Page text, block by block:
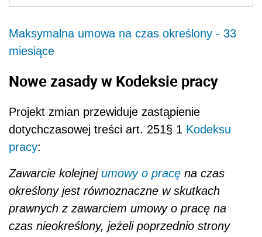
Maksymalna umowa na czas określony - 33
miesiące
Nowe zasady w Kodeksie pracy
Projekt zmian przewiduje zastąpienie
dotychczasowej treści art. 251§ 1 Kodeksu
pracy:
Zawarcie kolejnej umowy o pracę na czas
określony jest równoznaczne w skutkach
prawnych z zawarciem umowy o pracę na
czas nieokreślony, jeżeli poprzednio strony